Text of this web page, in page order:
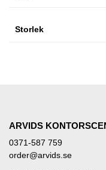
Storlek
ARVIDS
0371-587 759
order@arvids.se